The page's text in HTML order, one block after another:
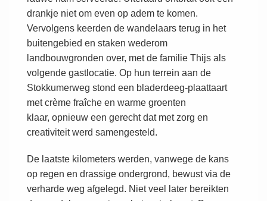
drankje niet om even op adem te komen.
Vervolgens keerden de wandelaars terug in het
buitengebied en staken wederom
landbouwgronden over, met de familie Thijs als
volgende gastlocatie. Op hun terrein aan de
Stokkumerweg stond een bladerdeeg-plaattaart
met crème fraîche en warme groenten
klaar, opnieuw een gerecht dat met zorg en
creativiteit werd samengesteld.
De laatste kilometers werden, vanwege de kans
op regen en drassige ondergrond, bewust via de
verharde weg afgelegd. Niet veel later bereikten